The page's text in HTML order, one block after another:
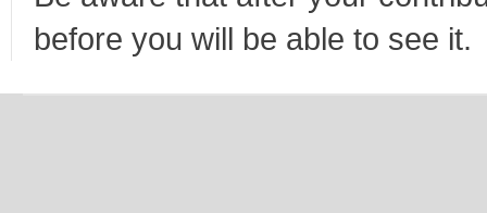
before you will be able to see it.